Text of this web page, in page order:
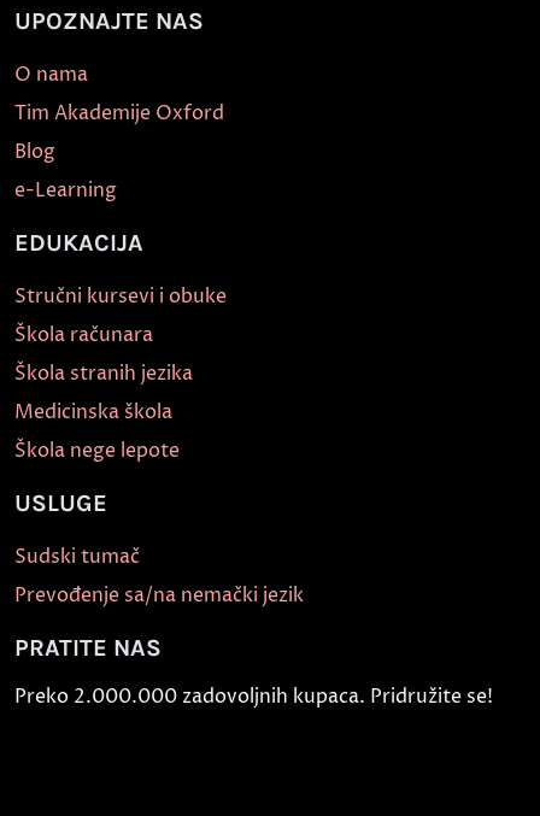
UPOZNAJTE NAS
O nama
Tim Akademije Oxford
Blog
e-Learning
EDUKACIJA
Stručni kursevi i obuke
Škola računara
Škola stranih jezika
Medicinska škola
Škola nege lepote
USLUGE
Sudski tumač
Prevođenje sa/na nemački jezik
PRATITE NAS
Preko 2.000.000 zadovoljnih kupaca. Pridružite se!